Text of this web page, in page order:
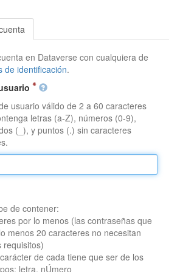
en Dataverse con cualquiera de
de identificación.
usuario válido de 2 a 60 caracteres
letras (a-Z), números (0-9),
(_), y puntos (.) sin caracteres
de contener:
por lo menos (las contraseñas que
menos 20 caracteres no necesitan
requisitos)
de cada tiene que ser de los
letra, nÚmero